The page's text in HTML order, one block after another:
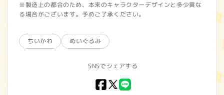
※製造上の都合のため、本来のキャラクターデザインと多少異な
る場合がございます。予めご了承ください。
ちいかわ ぬいぐるみ
SNSでシェアする
Facebook
X